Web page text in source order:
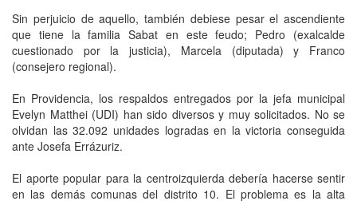
Sin perjuicio de aquello, también debiese pesar el ascendiente
que tiene la familia Sabat en este feudo; Pedro (exalcalde
cuestionado por la justicia), Marcela (diputada) y Franco
(consejero regional).
En Providencia, los respaldos entregados por la jefa municipal
Evelyn Matthei (UDI) han sido diversos y muy solicitados. No se
olvidan las 32.092 unidades logradas en la victoria conseguida
ante Josefa Errázuriz.
El aporte popular para la centroizquierda debería hacerse sentir
en las demás comunas del distrito 10. El problema es la alta